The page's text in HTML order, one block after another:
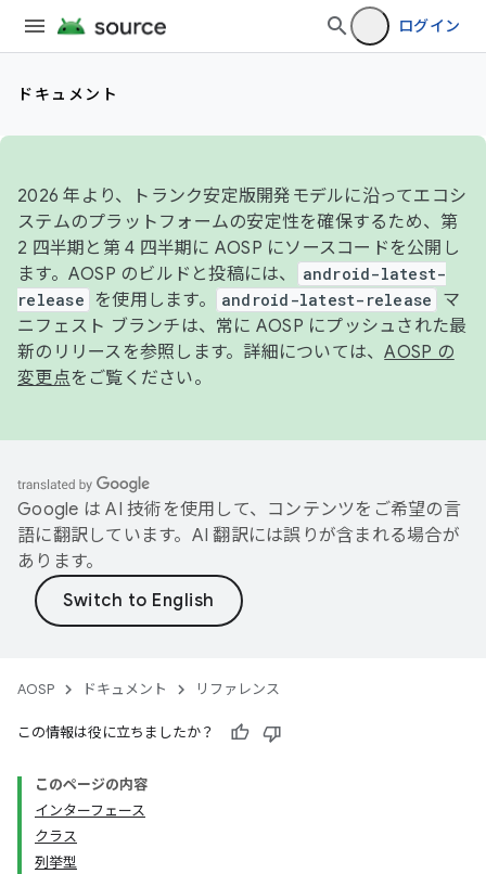
ログイン
ドキュメント
2026 年より、トランク安定版開発モデルに沿ってエコシ
ステムのプラットフォームの安定性を確保するため、第
2 四半期と第 4 四半期に AOSP にソースコードを公開し
ます。AOSP のビルドと投稿には、
android-latest-
release
を使用します。 android-latest-release
マ
ニフェスト ブランチは、常に AOSP にプッシュされた最
新のリリースを参照します。詳細については、AOSP の
変更点をご覧ください。
Google は AI 技術を使用して、コンテンツをご希望の言
語に翻訳しています。AI 翻訳には誤りが含まれる場合が
あります。
AOSP ドキュメント リファレンス
この情報は役に立ちましたか？
このページの内容
インターフェース
クラス
列挙型